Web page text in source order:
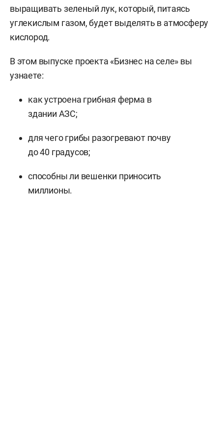
выращивать зеленый лук, который, питаясь
углекислым газом, будет выделять в атмосферу
кислород.
В этом выпуске проекта «Бизнес на селе» вы
узнаете:
как устроена грибная ферма в
здании АЗС;
для чего грибы разогревают почву
до 40 градусов;
способны ли вешенки приносить
миллионы.